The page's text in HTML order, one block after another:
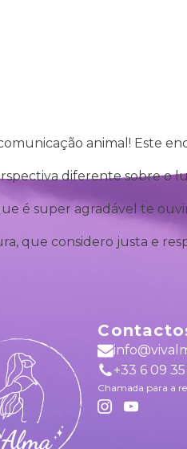
animal! Este
diferente sobreo
é super agradável te
que considero justa e
+33 6 09 35
Chamada para a